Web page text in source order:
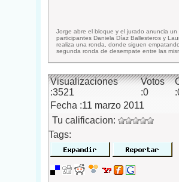
Jorge abre el bloque y el jurado anuncia
participantes Daniela Díaz Ballesteros y
realiza una ronda, donde siguen
segunda ronda de desempate entre las
Visualizaciones
:3521
Votos
:0
Fecha :11 marzo 2011
Tu calificacion:
Tags: